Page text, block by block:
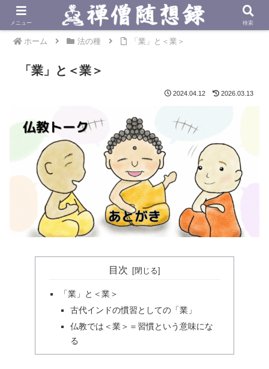
ホーム 法の種 「業」と＜業＞
「業」と＜業＞
2024.04.12 2026.03.13
目次
「業」と＜業＞
古代インドの慣習としての「業」
仏教では＜業＞＝習慣という意味にな
る
メニュー 検索